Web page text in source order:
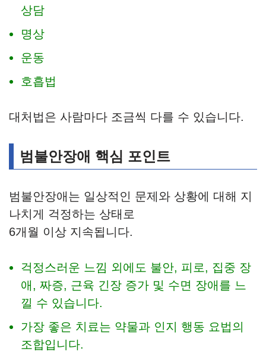
상담
명상
운동
호흡법
대처법은 사람마다 조금씩 다를 수 있습니다.
범불안장애 핵심 포인트
범불안장애는 일상적인 문제와 상황에 대해 지
나치게 걱정하는 상태로
6개월 이상 지속됩니다.
걱정스러운 느낌 외에도 불안, 피로, 집중 장
애, 짜증, 근육 긴장 증가 및 수면 장애를 느
낄 수 있습니다.
가장 좋은 치료는 약물과 인지 행동 요법의
조합입니다.